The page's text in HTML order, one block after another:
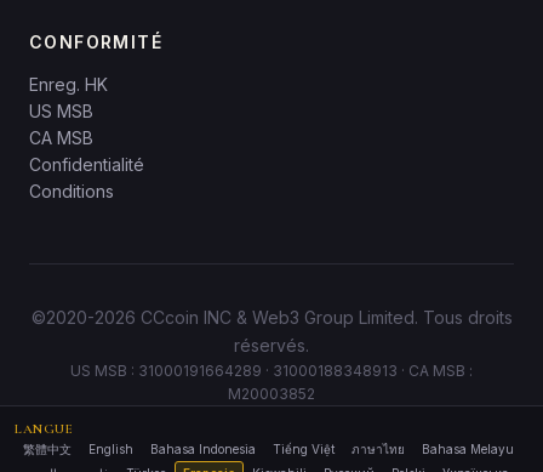
CONFORMITÉ
Enreg. HK
US MSB
CA MSB
Confidentialité
Conditions
©2020-2026 CCcoin INC & Web3 Group Limited. Tous droits
réservés.
US MSB : 31000191664289 · 31000188348913 · CA MSB :
M20003852
LANGUE
繁體中文 English Bahasa Indonesia Tiếng Việt ภาษาไทย
Bahasa Melayu